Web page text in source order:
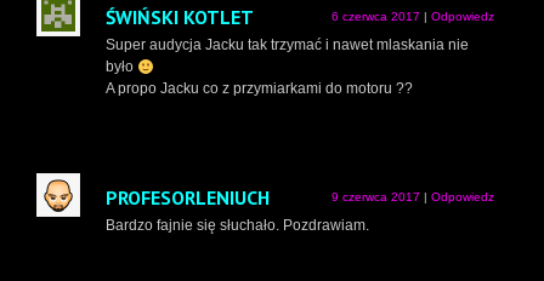
ŚWIŃSKI KOTLET 6 czerwca 2017 Odpowiedz
Super audycja Jacku tak trzymać i nawet mlaskania nie
było
A propo Jacku co z przymiarkami do motoru ??
PROFESORLENIUCH 9 czerwca 2017 Odpowiedz
Bardzo fajnie się słuchało. Pozdrawiam.